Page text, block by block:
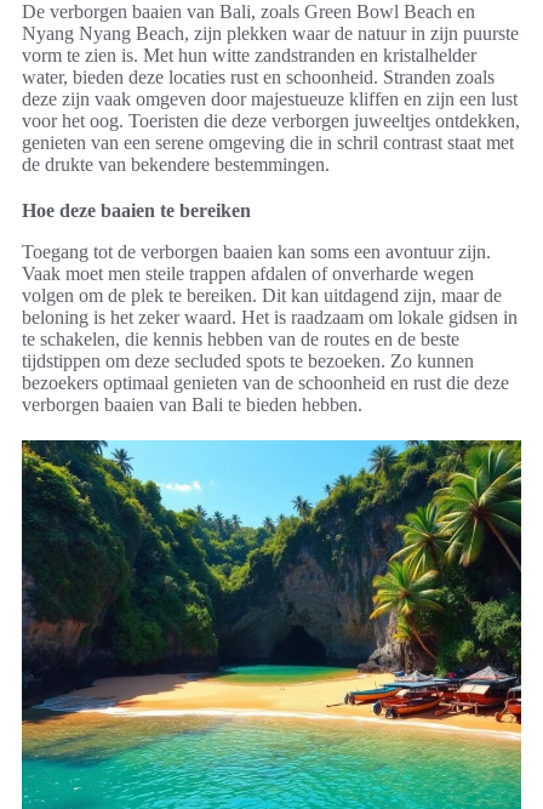
De verborgen baaien van Bali, zoals Green Bowl Beach en
Nyang Nyang Beach, zijn plekken waar de natuur in zijn puurste
vorm te zien is. Met hun witte zandstranden en kristalhelder
water, bieden deze locaties rust en schoonheid. Stranden zoals
deze zijn vaak omgeven door majestueuze kliffen en zijn een lust
voor het oog. Toeristen die deze verborgen juweeltjes ontdekken,
genieten van een serene omgeving die in schril contrast staat met
de drukte van bekendere bestemmingen.
Hoe deze baaien te bereiken
Toegang tot de verborgen baaien kan soms een avontuur zijn.
Vaak moet men steile trappen afdalen of onverharde wegen
volgen om de plek te bereiken. Dit kan uitdagend zijn, maar de
beloning is het zeker waard. Het is raadzaam om lokale gidsen in
te schakelen, die kennis hebben van de routes en de beste
tijdstippen om deze secluded spots te bezoeken. Zo kunnen
bezoekers optimaal genieten van de schoonheid en rust die deze
verborgen baaien van Bali te bieden hebben.